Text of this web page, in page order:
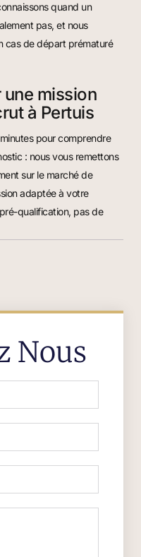
quand un
pas, et nous
cas de départ prématuré
mission
à Pertuis
pour comprendre
: nous vous remettons
sur le marché de
adaptée à votre
qualification, pas de
Nous